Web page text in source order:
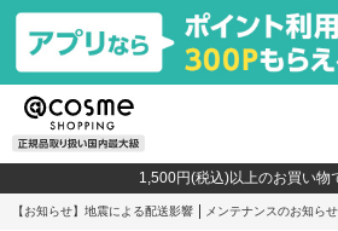
1,500円(税込)以上のお買い物
【お知らせ】 地震による配送影響 メンテナンスのお知らせ